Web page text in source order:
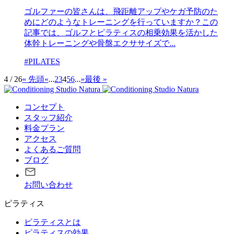
ゴルファーの皆さんは、飛距離アップやケガ予防のた
めにどのようなトレーニングを行っていますか？この
記事では、ゴルフとピラティスの相乗効果を活かした
体幹トレーニングや骨盤エクササイズで...
#PILATES
4 / 26« 先頭«...23456...»最後 »
コンセプト
スタッフ紹介
料金プラン
アクセス
よくあるご質問
ブログ
お問い合わせ
ピラティス
ピラティスとは